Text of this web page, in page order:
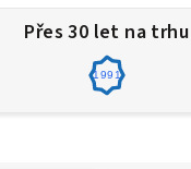
Přes 30 let na trhu
1991